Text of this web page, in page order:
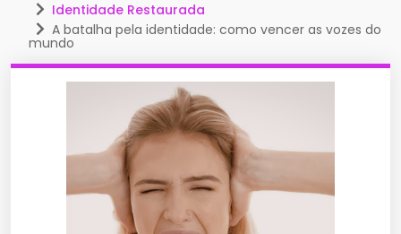
Identidade Restaurada
A batalha pela identidade: como vencer as vozes do
mundo